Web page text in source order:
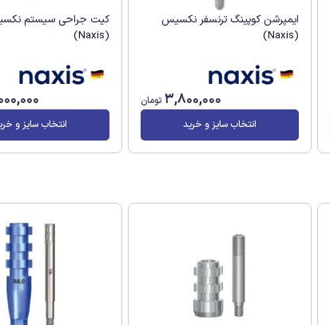
ایمپرشن کوپینگ ترنسفر نکسیس
(Naxis)
3,800,000 تومان
انتخاب سایز و خرید
کیت جراحی سیستم
(Naxis)
انتخاب سایز و